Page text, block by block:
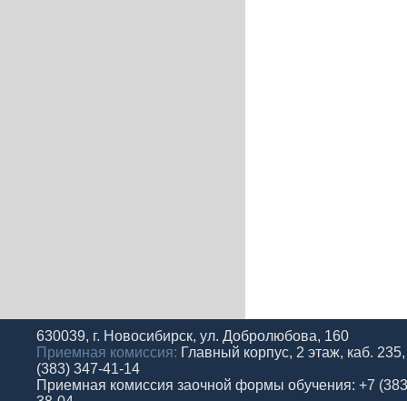
630039, г. Новосибирск, ул. Добролюбова, 160
Приемная комиссия: Главный корпус, 2 этаж, каб.
(383) 347-41-14
Приемная комиссия заочной формы обучения: +7